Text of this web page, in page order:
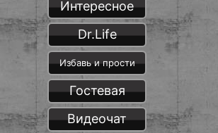
Интересное
Dr.Life
Избавь и прости
Гостевая
Видеочат